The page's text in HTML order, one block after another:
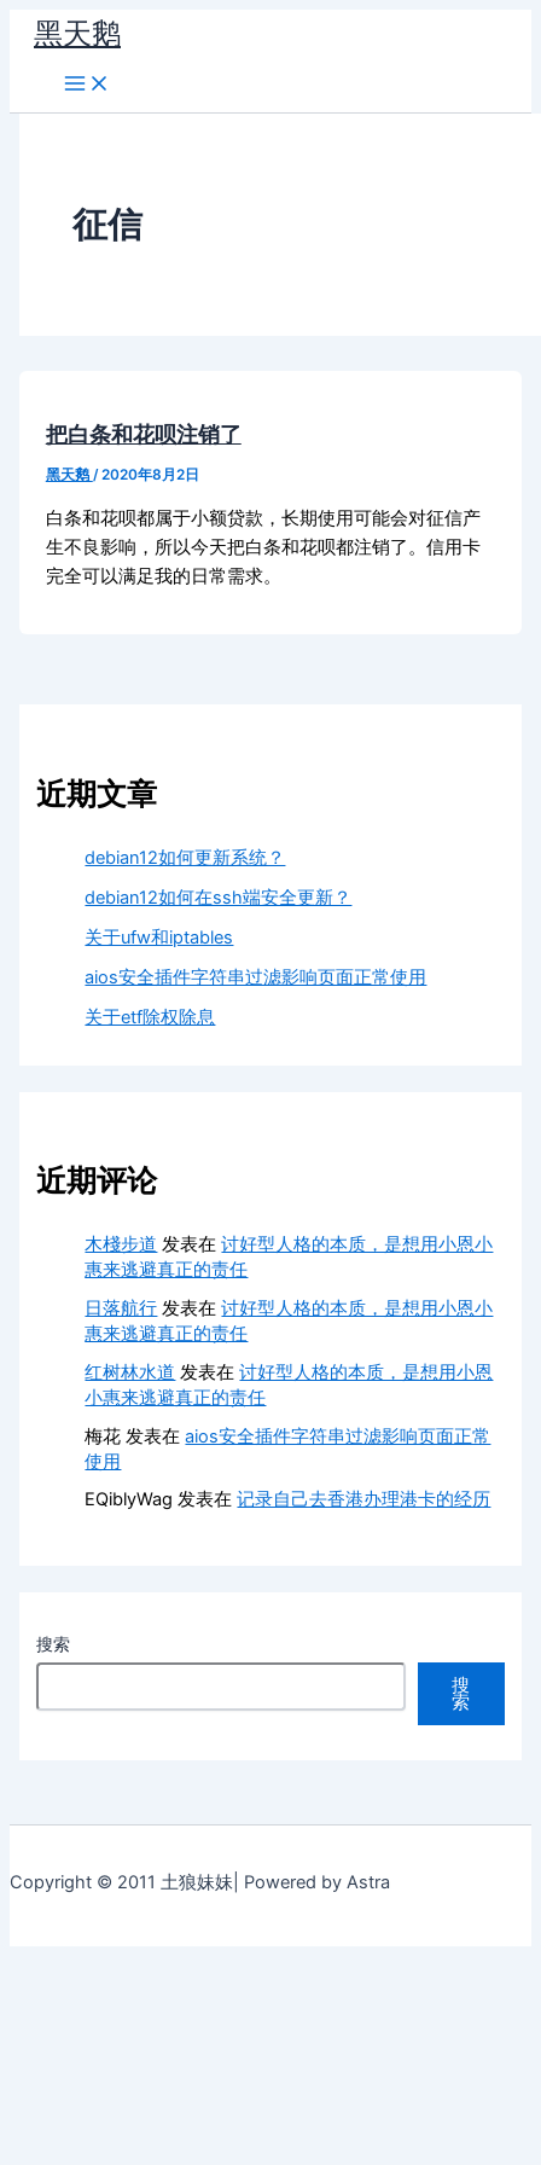
容
黑天鹅
征信
把白条和花呗注销了
黑天鹅 /2020年8月2日
白条和花呗都属于小额贷款，长期使用可能会对征信产
生不良影响，所以今天把白条和花呗都注销了。信用卡
完全可以满足我的日常需求。
近期文章
debian12如何更新系统？
debian12如何在ssh端安全更新？
关于ufw和iptables
aios安全插件字符串过滤影响页面正常使用
关于etf除权除息
近期评论
木棧步道 发表在讨好型人格的本质，是想用小恩小
惠来逃避真正的责任
日落航行 发表在讨好型人格的本质，是想用小恩小
惠来逃避真正的责任
红树林水道 发表在讨好型人格的本质，是想用小恩
小惠来逃避真正的责任
梅花 发表在aios安全插件字符串过滤影响页面正常
使用
EQiblyWag 发表在记录自己去香港办理港卡的经历
搜索
搜
索
Copyright © 2011 土狼妹妹| Powered by Astra